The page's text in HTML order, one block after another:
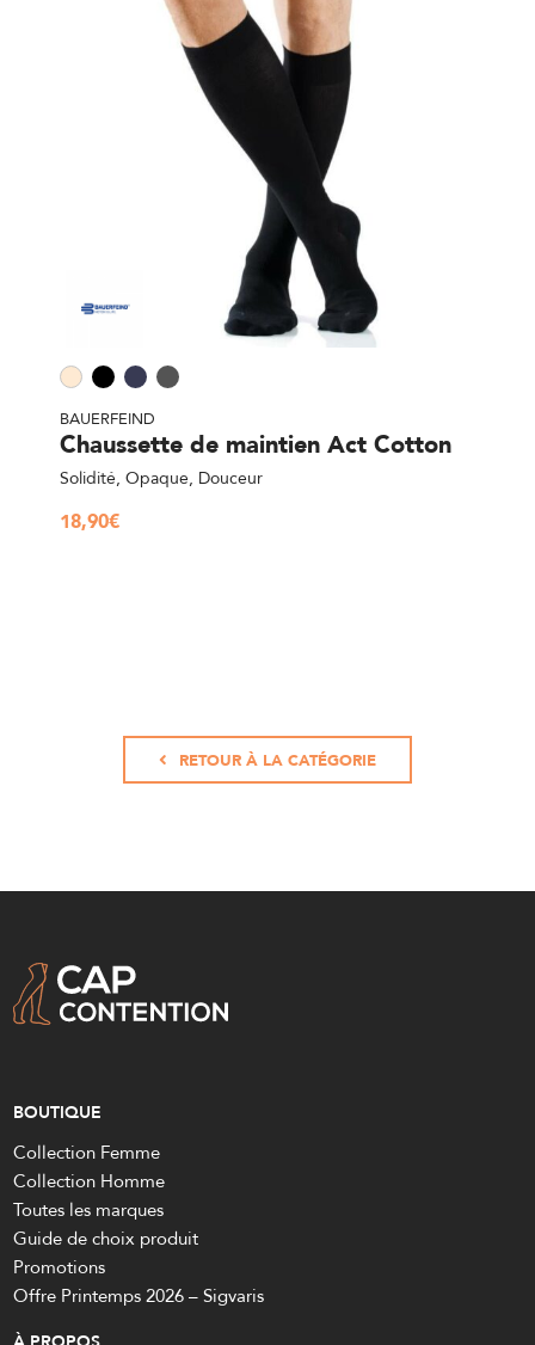
BAUERFEIND
Chaussette de maintien Act Cotton
Solidité, Opaque, Douceur
18,90€
RETOUR À LA CATÉGORIE
BOUTIQUE
Collection Femme
Collection Homme
Toutes les marques
Guide de choix produit
Promotions
Offre Printemps 2026 – Sigvaris